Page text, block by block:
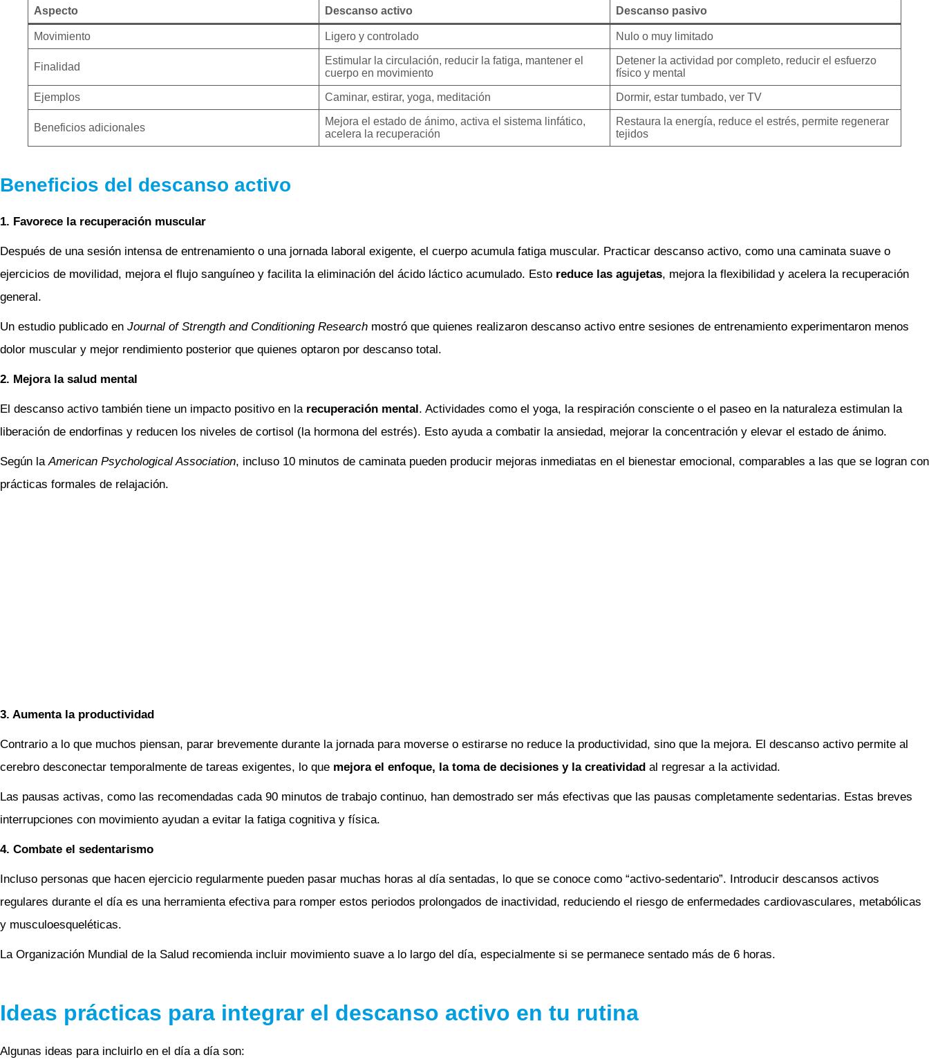
Aspecto Descanso activo Descanso pasivo
Movimiento Ligero y controlado Nulo o muy limitado
Finalidad
Estimular la circulación, reducir la fatiga, mantener el
cuerpo en movimiento
Detener la actividad por completo, reducir el esfuerzo
físico y mental
Ejemplos Caminar, estirar, yoga, meditación Dormir, estar tumbado, ver TV
Beneficios adicionales
Mejora el estado de ánimo, activa el sistema linfático,
acelera la recuperación
Restaura la energía, reduce el estrés, permite regenerar
tejidos
Beneficios del descanso activo
1. Favorece la recuperación muscular
Después de una sesión intensa de entrenamiento o una jornada laboral exigente, el cuerpo acumula fatiga muscular. Practicar descanso activo, como una caminata suave o
ejercicios de movilidad, mejora el flujo sanguíneo y facilita la eliminación del ácido láctico acumulado. Esto reduce las agujetas, mejora la flexibilidad y acelera la recuperación
general.
Un estudio publicado en Journal of Strength and Conditioning Research mostró que quienes realizaron descanso activo entre sesiones de entrenamiento experimentaron menos
dolor muscular y mejor rendimiento posterior que quienes optaron por descanso total.
2. Mejora la salud mental
El descanso activo también tiene un impacto positivo en la recuperación mental. Actividades como el yoga, la respiración consciente o el paseo en la naturaleza estimulan la
liberación de endorfinas y reducen los niveles de cortisol (la hormona del estrés). Esto ayuda a combatir la ansiedad, mejorar la concentración y elevar el estado de ánimo.
Según laAmerican Psychological Association, incluso 10 minutos de caminata pueden producir mejoras inmediatas en el bienestar emocional, comparables a las que se logran con
prácticas formales de relajación.
3. Aumenta la productividad
Contrario a lo que muchos piensan, parar brevemente durante la jornada para moverse o estirarse no reduce la productividad, sino que la mejora. El descanso activo permite al
cerebro desconectar temporalmente de tareas exigentes, lo que mejora el enfoque, la toma de decisiones y la creatividad al regresar a la actividad.
Las pausas activas, como las recomendadas cada 90 minutos de trabajo continuo, han demostrado ser más efectivas que las pausas completamente sedentarias. Estas breves
interrupciones con movimiento ayudan a evitar la fatiga cognitiva y física.
4. Combate el sedentarismo
Incluso personas que hacen ejercicio regularmente pueden pasar muchas horas al día sentadas, lo que se conoce como “activo-sedentario”. Introducir descansos activos
regulares durante el día es una herramienta efectiva para romper estos periodos prolongados de inactividad, reduciendo el riesgo de enfermedades cardiovasculares, metabólicas
y musculoesqueléticas.
La Organización Mundial de la Salud recomienda incluir movimiento suave a lo largo del día, especialmente si se permanece sentado más de 6 horas.
Ideas prácticas para integrar el descanso activo en tu rutina
Algunas ideas para incluirlo en el día a día son: